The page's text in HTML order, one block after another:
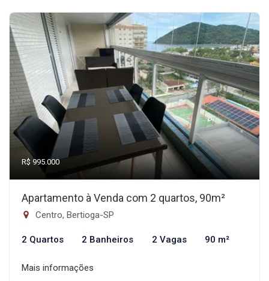
R$ 995.000
Apartamento à Venda com 2 quartos, 90m²
Centro, Bertioga-SP
2 Quartos 2 Banheiros 2 Vagas 90 m²
Mais informações